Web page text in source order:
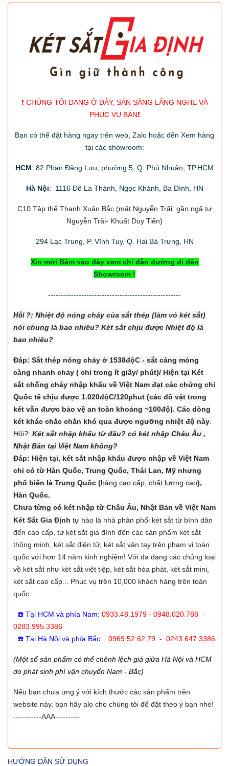
❗️ CHÚNG TÔI ĐANG Ở ĐÂY, SẴN SÀNG LẮNG NGHE VÀ
PHỤC VỤ BẠN❗️
Bạn có thể đặt hàng ngay trên web, Zalo hoặc đến Xem hàng
tại các showroom:
HCM: 82 Phan Đăng Lưu, phường 5, Q. Phú Nhuận, TP.HCM
Hà Nội: 1116 Đê La Thành, Ngọc Khánh, Ba Đình, HN
C10 Tập thể Thanh Xuân Bắc (mặt Nguyễn Trãi: gần ngã tư
Nguyễn Trãi- Khuất Duy Tiến)
294Lạc Trung, P. Vĩnh Tuy, Q. Hai Bà Trưng, HN
Xin mời Bấm vào đây xem chỉ dẫn đường đi đến
Showroom !
----------------------------------------------------
Hỏi ?: Nhiệt độ nóng chảy của sắt thép (làm vỏ két sắt)
nói chung là bao nhiêu? Két sắt chịu được Nhiệt độ là
bao nhiêu?
Đáp: Sắt thép nóng chảy ở 1538độC - sắt càng mỏng
càng nhanh chảy ( chỉ trong ít giây/ phút)/ Hiện tại Két
sắt chống cháy nhập khẩu về Việt Nam đạt các chứng chỉ
Quốc tế chịu được 1.020độC/120phut (các đồ vật trong
két vẫn được bảo vệ an toàn khoảng ~100độ). Các dòng
két khác chắc chắn khó qua được ngưỡng nhiệt độ này
Hỏi?: Két sắt nhập khẩu từ đâu? có két nhập Châu Âu ,
Nhật Bản tại Việt Nam không?
Đáp: Hiện tại, két sắt nhập khẩu được nhập về Việt Nam
chỉ có từ Hàn Quốc, Trung Quốc, Thái Lan, Mỹ nhưng
phổ biến là Trung Quốc (hàng cao cấp, chất lượng cao),
Hàn Quốc.
Chưa từng có két nhập từ Châu Âu, Nhật Bản về Việt Nam
Két Sắt Gia Định tự hào là nhà phân phối két sắt từ bình dân
đến cao cấp, từ két sắt gia đình đến các sản phẩm két sắt
thông minh, két sắt điện tử, két sắt vân tay trên phạm vi toàn
quốc với hơn 14 năm kinh nghiệm! Với đa dạng các chủng loại
về két sắt như két sắt việt tiệp, két sắt hòa phát, két sắt mini,
két sắt cao cấp... Phục vụ trên 10,000 khách hàng trên toàn
quốc.
☎️ Tại HCM và phía Nam: 0933.48.1979 - 0948.020.788 -
0283.995.3386
☎️ Tại Hà Nội và phía Bắc: 0969.52.62.79 - 0243.647.3386
(Một số sản phẩm có thể chênh lệch giá giữa Hà Nội và HCM
do phát sinh phí vận chuyển Nam - Bắc)
Nếu bạn chưa ưng ý với kích thước các sản phẩm trên
website này, bạn hãy alo cho chúng tôi để đặt theo ý bạn nhé!
-----------AAA----------
HƯỚNG DẪN SỬ DỤNG